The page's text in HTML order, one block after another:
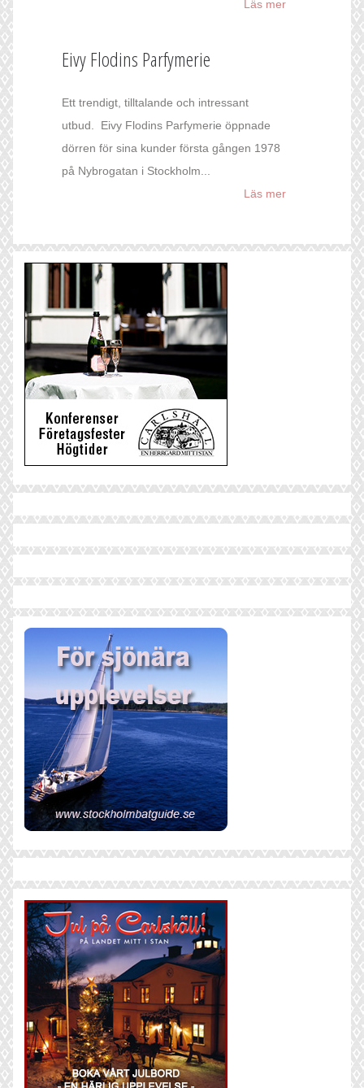
Läs mer
Eivy Flodins Parfymerie
Ett trendigt, tilltalande och intressant
utbud. Eivy Flodins Parfymerie öppnade
dörren för sina kunder första gången 1978
på Nybrogatan i Stockholm...
Läs mer